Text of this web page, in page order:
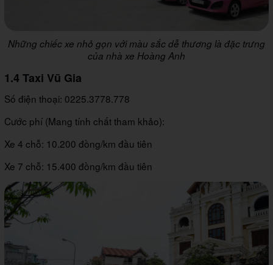
Những chiếc xe nhỏ gọn với màu sắc dễ thương là đặc trưng
của nhà xe Hoàng Anh
1.4 Taxi Vũ Gia
Số điện thoại: 0225.3778.778
Cước phí (Mang tính chất tham khảo):
Xe 4 chỗ: 10.200 đồng/km đầu tiên
Xe 7 chỗ: 15.400 đồng/km đầu tiên